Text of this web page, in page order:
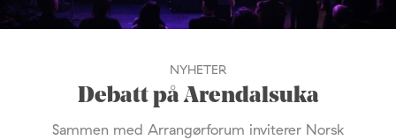
NYHETER
Debatt på Arendalsuka
Sammen med Arrangørforum inviterer Norsk